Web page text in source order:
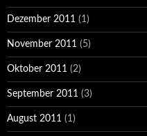
Dezember 2011 (1)
November 2011 (5)
Oktober 2011 (2)
September 2011 (3)
August 2011 (1)